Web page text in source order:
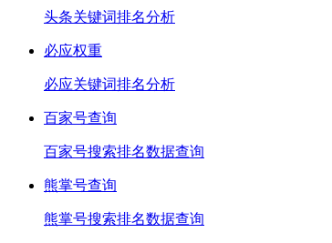
头条关键词排名分析
必应权重
必应关键词排名分析
百家号查询
百家号搜索排名数据查询
熊掌号查询
熊掌号搜索排名数据查询